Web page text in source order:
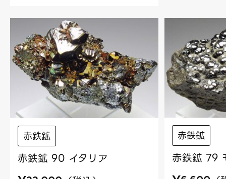
赤鉄鉱
赤鉄鉱 90 イタリア
赤鉄鉱
赤鉄鉱 79